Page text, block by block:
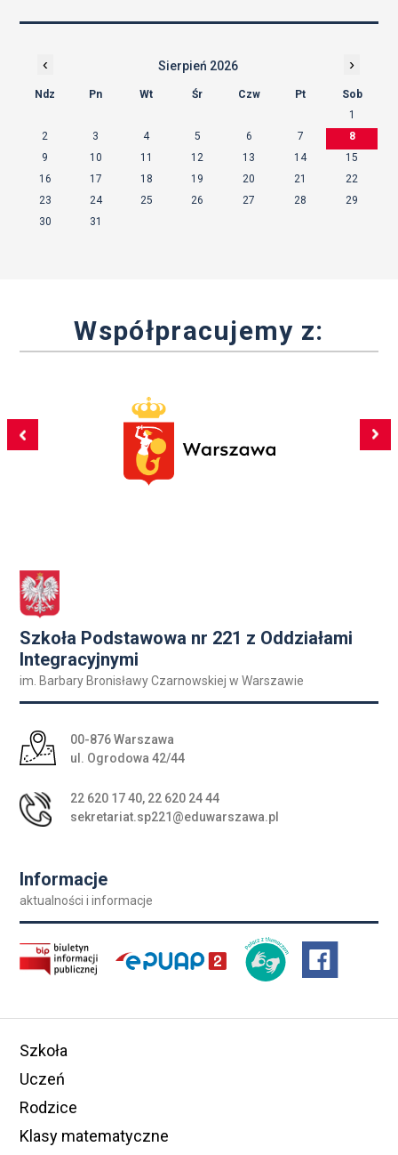
‹ Sierpień 2026 ›
Ndz Pn Wt Śr Czw Pt
Sob
1
2
3 4 5 6 7
8
9
10 11 12 13 14
15
16
17 18 19 20 21
22
23
24 25 26 27 28
29
30
31
Współpracujemy z:
Szkoła Podstawowa nr 221 z Oddziałami
Integracyjnymi
im. Barbary Bronisławy Czarnowskiej w Warszawie
Adres pocztowy:
00-876 Warszawa
ul. Ogrodowa 42/44
22 620 17 40, 22 620 24 44
sekretariat.sp221@eduwarszawa.pl
Informacje
aktualności i informacje
Szkoła
Uczeń
Rodzice
Klasy matematyczne